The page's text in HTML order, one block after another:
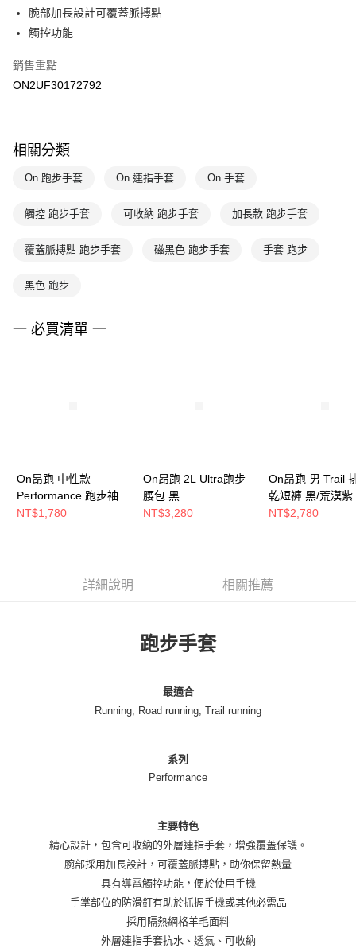
每筆NT$100，滿NT$1,500(含以上)免運費
宅配-本島
每筆NT$100，滿NT$1,500(含以上)免運費
腕部加長設計可覆蓋脈搏點
觸控功能
銷售重點
ON2UF30172792
相關分類
On 跑步手套 On 連指手套 On 手套
觸控 跑步手套 可收納 跑步手套 加長款 跑步手套
覆蓋脈搏點 跑步手套 磁黑色 跑步手套 手套 跑步
黑色 跑步
一 必買清單 一
On昂跑 中性款
Performance 跑步袖套
黑
NT$1,780
On昂跑 2L Ultra跑步
腰包 黑
NT$3,280
On昂跑 男 Trail
乾短褲 黑/荒漠紫
NT$2,780
詳細說明 相關推薦
跑步手套
最適合
Running, Road running, Trail running
系列
Performance
主要特色
精心設計，包含可收納的外層連指手套，增強覆蓋保護。
腕部採用加長設計，可覆蓋脈搏點，助你保留熱量
具有導電觸控功能，便於使用手機
手掌部位的防滑釘有助於抓握手機或其他必需品
採用隔熱網格羊毛面料
外層連指手套抗水、透氣、可收納